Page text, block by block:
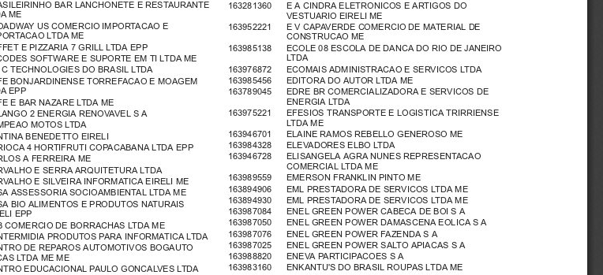
BAR LANCHONETE E RESTAURANTE
ME
US COMERCIO IMPORTACAO E
LTDA ME
E PIZZARIA 7 GRILL LTDA EPP
SOFTWARE E SUPORTE EM TI LTDA ME
TECHNOLOGIES DO BRASIL LTDA
BONJARDINENSE TORREFACAO E MOAGEM
EPP
E BAR NAZARE LTDA ME
2 ENERGIA RENOVAVEL S A
MOTOS LTDA
BENEDETTO EIRELI
4 HORTIFRUTI COPACABANA LTDA EPP
A FERREIRA ME
E SERRA ARQUITETURA LTDA
E SILVEIRA INFORMATICA EIRELI ME
ASSESSORIA SOCIOAMBIENTAL LTDA ME
BIO ALIMENTOS E PRODUTOS NATURAIS
EPP
DE BORRACHAS LTDA ME
PRODUTOS PARA INFORMATICA LTDA
DE REPAROS AUTOMOTIVOS BOGAUTO
LTDA ME ME
EDUCACIONAL PAULO GONCALVES LTDA
163281360   E A CINDRA ELETRONICOS E ARTIGOS DO
VESTUARIO EIRELI ME
163952221   E V CAPAVERDE COMERCIO DE MATERIAL DE
CONSTRUCAO ME
163985138   ECOLE 08 ESCOLA DE DANCA DO RIO DE JANEIRO
LTDA
163976872   ECOMAIS ADMINISTRACAO E SERVICOS LTDA
163985456   EDITORA DO AUTOR LTDA ME
163789045   EDRE BR COMERCIALIZADORA E SERVICOS DE
ENERGIA LTDA
163975221   EFESIOS TRANSPORTE E LOGISTICA TRIRRIENSE
LTDA ME
163946701   ELAINE RAMOS REBELLO GENEROSO ME
163984328   ELEVADORES ELBO LTDA
163946728   ELISANGELA AGRA NUNES REPRESENTACAO
COMERCIAL LTDA ME
163989559   EMERSON FRANKLIN PINTO ME
163894906   EML PRESTADORA DE SERVICOS LTDA ME
163894930   EML PRESTADORA DE SERVICOS LTDA ME
163987084   ENEL GREEN POWER CABECA DE BOI S A
163987050   ENEL GREEN POWER DAMASCENA EOLICA S A
163987076   ENEL GREEN POWER FAZENDA S A
163987025   ENEL GREEN POWER SALTO APIACAS S A
163988820   ENEVA PARTICIPACOES S A
163983160   ENKANTU'S DO BRASIL ROUPAS LTDA ME